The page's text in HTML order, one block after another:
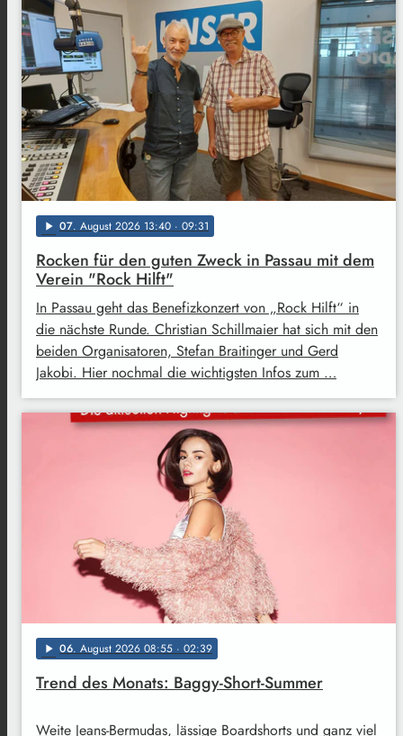
play_arrow 07. August 2026 13:40 · 09:31
Rocken für den guten Zweck in Passau mit dem
Verein "Rock Hilft"
In Passau geht das Benefizkonzert von „Rock Hilft“ in
die nächste Runde. Christian Schillmaier hat sich mit den
beiden Organisatoren, Stefan Braitinger und Gerd
Jakobi. Hier nochmal die wichtigsten Infos zum …
play_arrow 06. August 2026 08:55 · 02:39
Trend des Monats: Baggy-Short-Summer
Weite Jeans-Bermudas, lässige Boardshorts und ganz viel